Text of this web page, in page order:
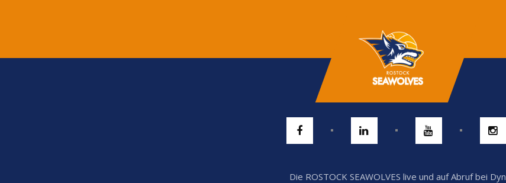
Die ROSTOCK SEAWOLVES live und auf Abruf bei Dyn